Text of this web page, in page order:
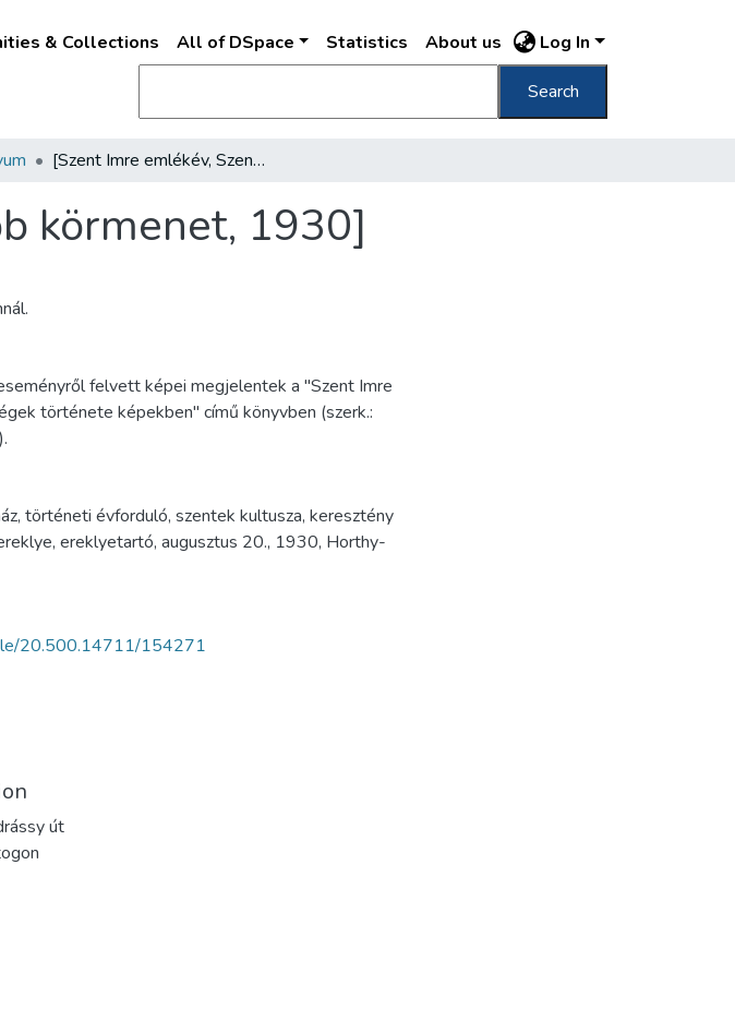
& Collections All of DSpace Statistics About us Log In
Search
[Szent Imre emlékév, Szent Jobb körmenet, 1930]
körmenet, 1930]
felvett képei megjelentek a "Szent Imre
története képekben" című könyvben (szerk.:
, történeti évforduló, szentek kultusza, keresztény
, ereklyetartó, augusztus 20., 1930, Horthy-
20.500.14711/154271
út